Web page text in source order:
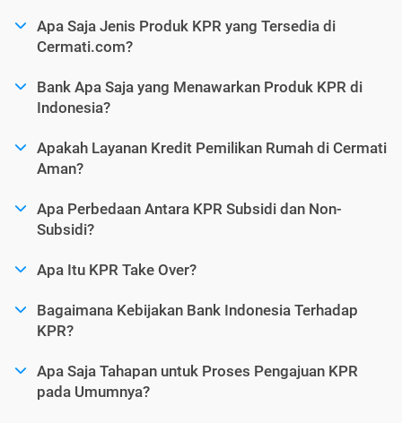
Apa Saja Jenis Produk KPR yang Tersedia di
Cermati.com?
Bank Apa Saja yang Menawarkan Produk KPR di
Indonesia?
Apakah Layanan Kredit Pemilikan Rumah di Cermati
Aman?
Apa Perbedaan Antara KPR Subsidi dan Non-
Subsidi?
Apa Itu KPR Take Over?
Bagaimana Kebijakan Bank Indonesia Terhadap
KPR?
Apa Saja Tahapan untuk Proses Pengajuan KPR
pada Umumnya?